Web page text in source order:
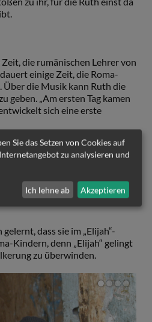
die rumänischen Lehrer von
einige Zeit, die Roma-
Über die Musik kann Ruth die
geben. „Am ersten Tag kamen
sich eine erste
die Kinder in die Schule gehen
und Dörfer sauber
Weg zu einem echten Job.
entsteht, dann eine
Freiwillige aus Rumänien
dass sie im „Elijah“-
Kindern, denn „Elijah“ gelingt
zu überwinden.
Sie das Setzen von Cookies auf
zu analysieren und
Ich lehne ab Akzeptieren